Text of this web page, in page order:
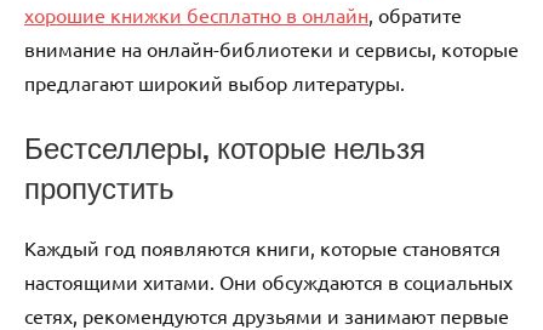
хорошие книжки бесплатно в онлайн , обратите
внимание на онлайн-библиотеки и сервисы, которые
предлагают широкий выбор литературы.
Бестселлеры, которые нельзя
пропустить
Каждый год появляются книги, которые становятся
настоящими хитами. Они обсуждаются в социальных
сетях, рекомендуются друзьями и занимают первые